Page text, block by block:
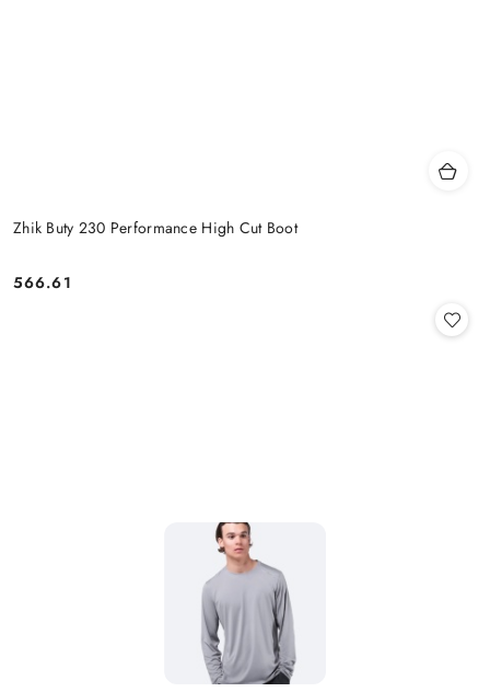
Zhik Buty 230 Performance High Cut Boot
Cena:
566.61